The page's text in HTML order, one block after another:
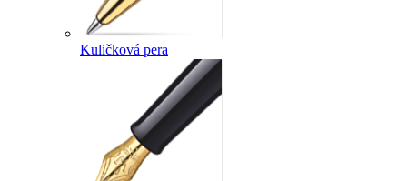
Kuličková pera